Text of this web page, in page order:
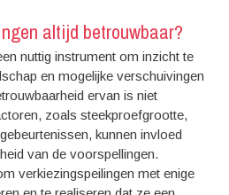
altijd betrouwbaar?
nuttig instrument om inzicht te
en mogelijke verschuivingen
ervan is niet
zoals steekproefgrootte,
kunnen invloed
van de voorspellingen.
verkiezingspeilingen met enige